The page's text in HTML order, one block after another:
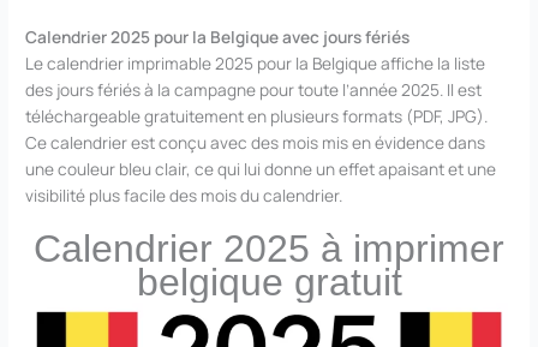
Calendrier 2025 pour la Belgique avec jours fériés
Le calendrier imprimable 2025 pour la Belgique affiche la liste
des jours fériés à la campagne pour toute l’année 2025. Il est
téléchargeable gratuitement en plusieurs formats (PDF, JPG).
Ce calendrier est conçu avec des mois mis en évidence dans
une couleur bleu clair, ce qui lui donne un effet apaisant et une
visibilité plus facile des mois du calendrier.
Calendrier 2025 à imprimer
belgique gratuit